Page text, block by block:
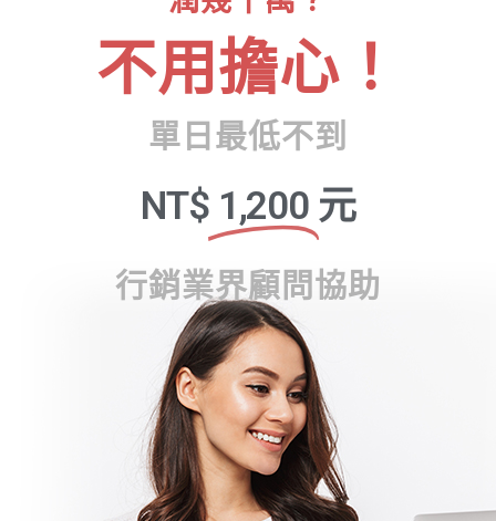
不用擔心！
單日最低不到
NT$ 1,200 元
行銷業界顧問協助